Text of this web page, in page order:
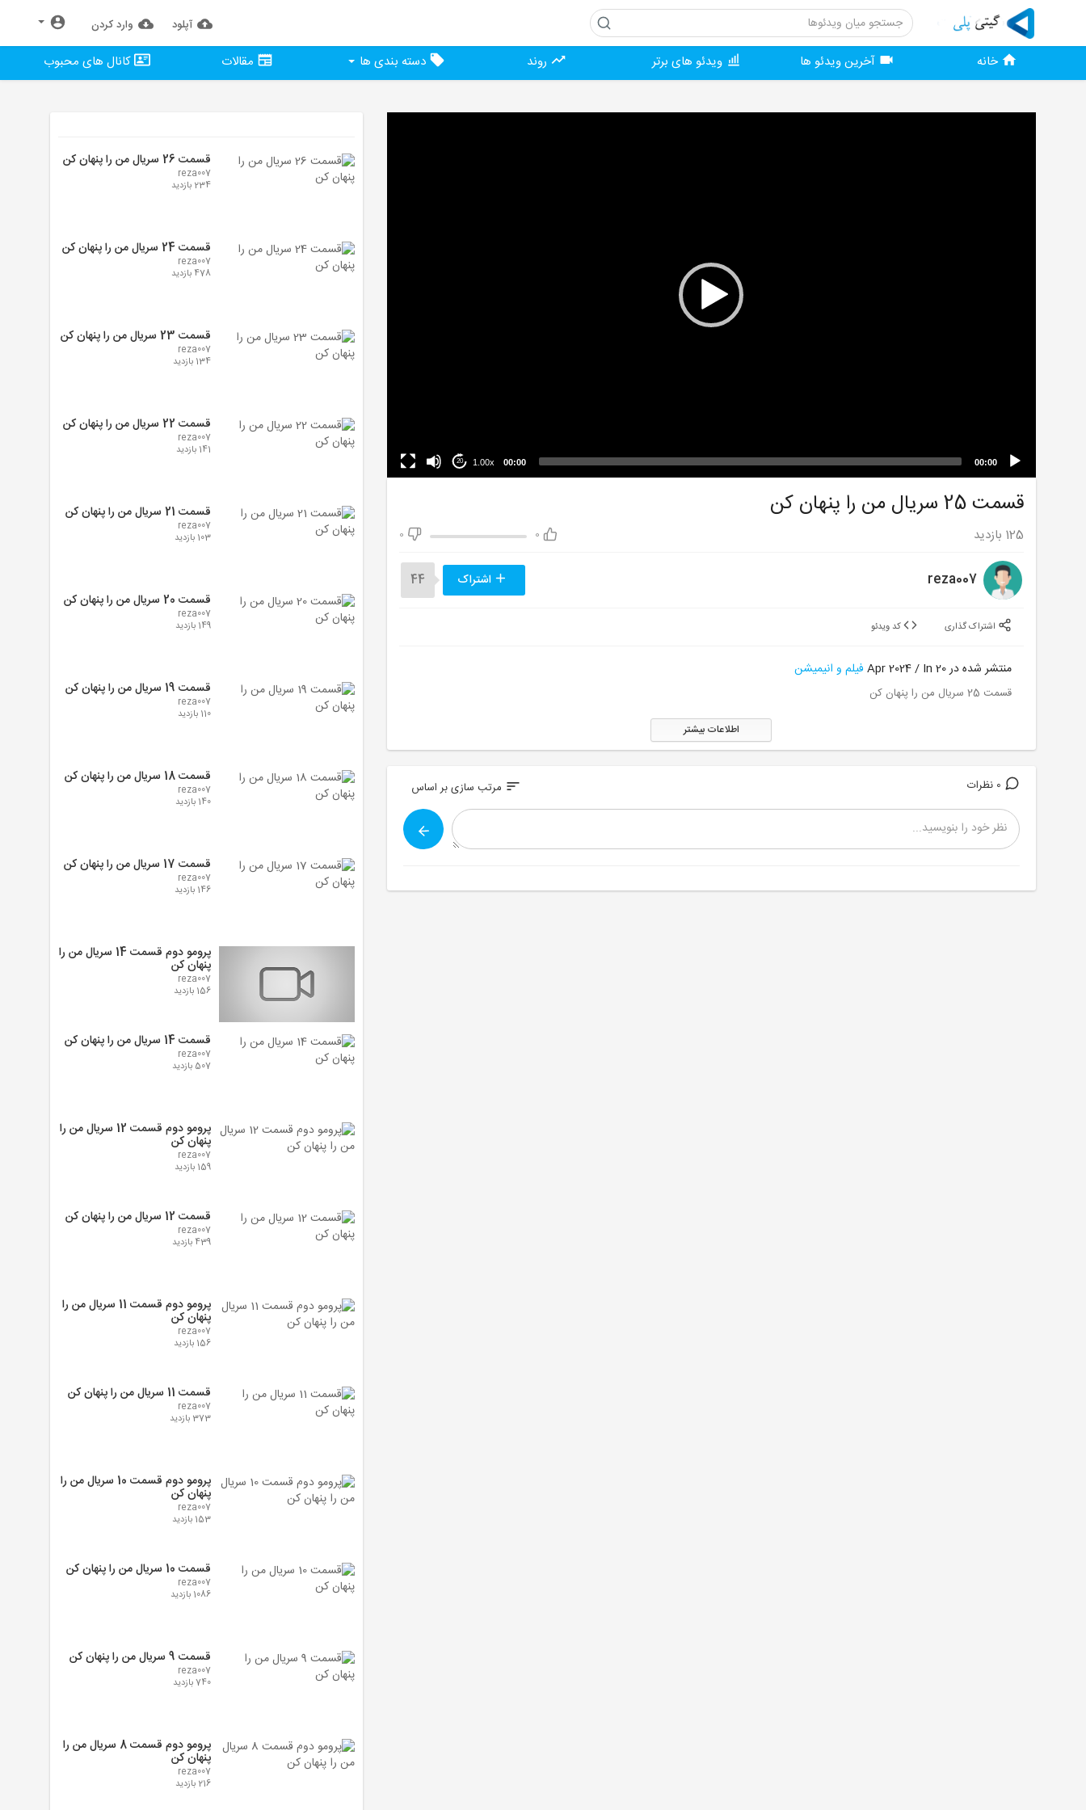
آپلود وارد كردن
خانه آخرین ویدئو ها ویدئو های برتر روند دسته بندی ها مقالات کانال های محبوب
00:00
00:00
1.00x
20
قسمت 26 سریال من را پنهان کن
reza007
234 بازدید
قسمت 24 سریال من را پنهان کن
reza007
478 بازدید
قسمت 23 سریال من را پنهان کن
reza007
134 بازدید
قسمت 22 سریال من را پنهان کن
reza007
141 بازدید
قسمت 21 سریال من را پنهان کن
reza007
103 بازدید
قسمت 20 سریال من را پنهان کن
reza007
149 بازدید
قسمت 19 سریال من را پنهان کن
reza007
110 بازدید
قسمت 18 سریال من را پنهان کن
reza007
140 بازدید
قسمت 17 سریال من را پنهان کن
reza007
146 بازدید
پرومو دوم قسمت 14 سریال من را
پنهان کن
reza007
156 بازدید
قسمت 14 سریال من را پنهان کن
reza007
507 بازدید
پرومو دوم قسمت 12 سریال من را
پنهان کن
reza007
159 بازدید
قسمت 12 سریال من را پنهان کن
reza007
439 بازدید
پرومو دوم قسمت 11 سریال من را
پنهان کن
reza007
156 بازدید
قسمت 11 سریال من را پنهان کن
reza007
373 بازدید
پرومو دوم قسمت 10 سریال من را
پنهان کن
reza007
153 بازدید
قسمت 10 سریال من را پنهان کن
reza007
1086 بازدید
قسمت 9 سریال من را پنهان کن
reza007
740 بازدید
پرومو دوم قسمت 8 سریال من را
پنهان کن
reza007
216 بازدید
قسمت 25 سریال من را پنهان کن
0
0 125 بازدید
reza007 اشتراک 44
منتشر شده در 20 Apr 2024 / In فیلم و انیمیشن
قسمت 25 سریال من را پنهان کن
اطلاعات بیشتر
sort مرتب سازی بر اساس